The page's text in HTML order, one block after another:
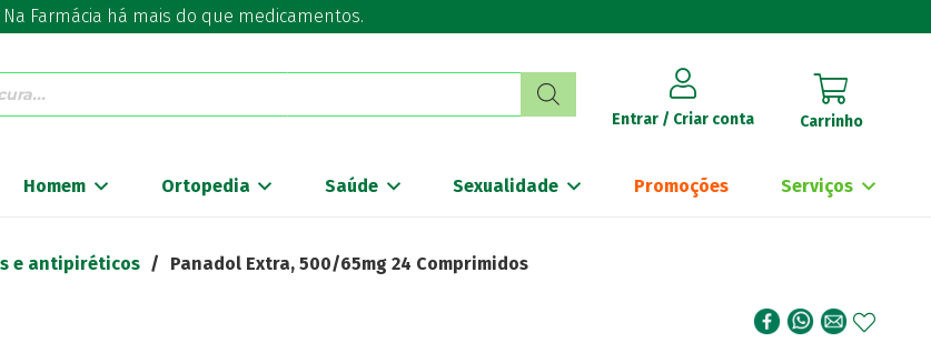
Na Farmácia há mais do que medicamentos.
Entrar / Criar conta Carrinho
Homem Ortopedia Saúde Sexualidade Promoções Serviços
e antipiréticos / Panadol Extra, 500/65mg 24 Comprimidos